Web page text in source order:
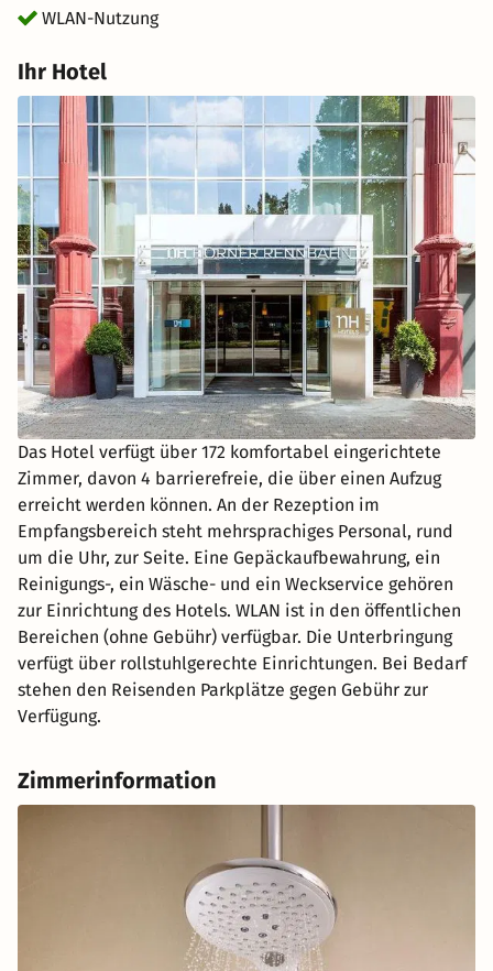
WLAN-Nutzung
Ihr Hotel
Das Hotel verfügt über 172 komfortabel eingerichtete
Zimmer, davon 4 barrierefreie, die über einen Aufzug
erreicht werden können. An der Rezeption im
Empfangsbereich steht mehrsprachiges Personal, rund
um die Uhr, zur Seite. Eine Gepäckaufbewahrung, ein
Reinigungs-, ein Wäsche- und ein Weckservice gehören
zur Einrichtung des Hotels. WLAN ist in den öffentlichen
Bereichen (ohne Gebühr) verfügbar. Die Unterbringung
verfügt über rollstuhlgerechte Einrichtungen. Bei Bedarf
stehen den Reisenden Parkplätze gegen Gebühr zur
Verfügung.
Zimmerinformation